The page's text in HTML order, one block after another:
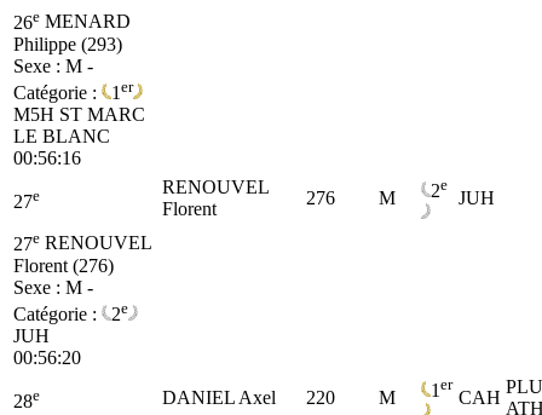
26e MENARD
Philippe (293)
Sexe : M -
Catégorie :
1 er
M5H ST MARC
LE BLANC
00:56:16
27e
RENOUVEL
Florent
276 M 2e
JUH
27e RENOUVEL
Florent (276)
Sexe : M -
Catégorie :
2e
JUH
00:56:20
28e DANIEL Axel 220 M 1 er
CAH